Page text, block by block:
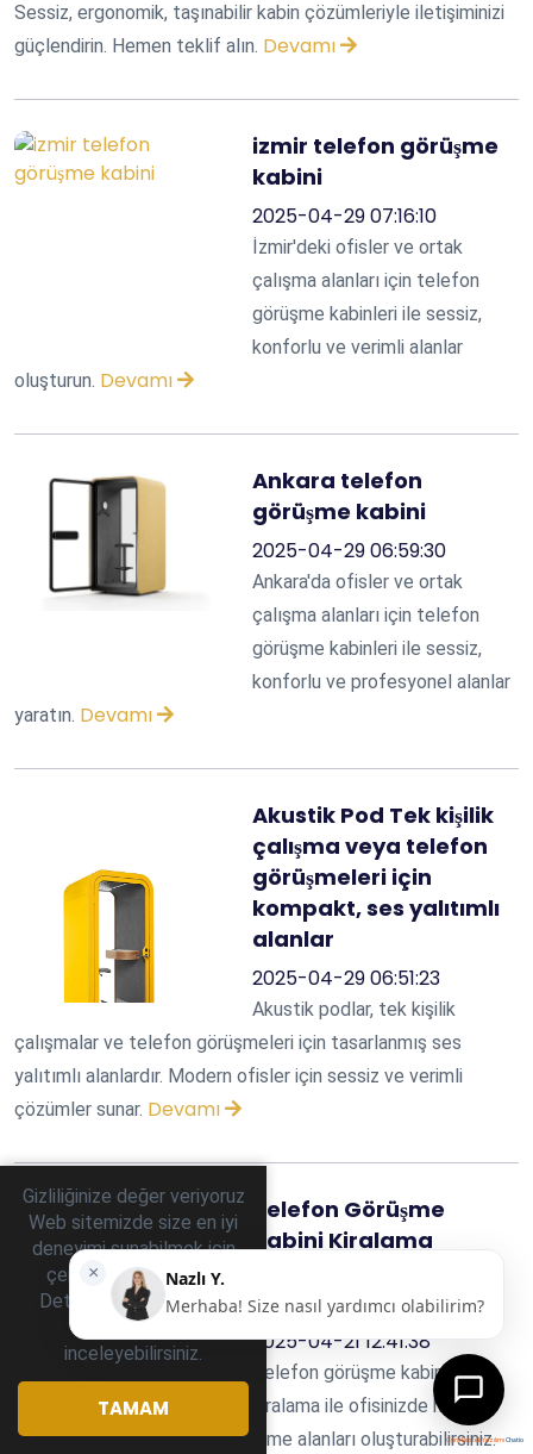
Sessiz, ergonomik, taşınabilir kabin çözümleriyle iletişiminizi
güçlendirin. Hemen teklif alın. Devamı
izmir telefon görüşme
kabini
2025-04-29 07:16:10
İzmir'deki ofisler ve ortak
çalışma alanları için telefon
görüşme kabinleri ile sessiz,
konforlu ve verimli alanlar
oluşturun. Devamı
Ankara telefon
görüşme kabini
2025-04-29 06:59:30
Ankara'da ofisler ve ortak
çalışma alanları için telefon
görüşme kabinleri ile sessiz,
konforlu ve profesyonel alanlar
yaratın. Devamı
Akustik Pod Tek kişilik
çalışma veya telefon
görüşmeleri için
kompakt, ses yalıtımlı
alanlar
2025-04-29 06:51:23
Akustik podlar, tek kişilik
çalışmalar ve telefon görüşmeleri için tasarlanmış ses
yalıtımlı alanlardır. Modern ofisler için sessiz ve verimli
çözümler sunar. Devamı
Telefon Görüşme
Kabini Kiralama
Çözüm
2025-04-21 12:41:38
Telefon görüşme kabini
kiralama ile ofisinizde hızlı ve
ekonomik şekilde sessiz görüşme alanları oluşturabilirsiniz.
Gizliliğinize değer veriyoruz
Web sitemizde size en iyi
deneyimi sunabilmek için
çerezler kullanıyoruz.
Detaylı bilgi içingizlilik
politikamızı
inceleyebilirsiniz.
TAMAM
Canlı Destek YazılımıChatio